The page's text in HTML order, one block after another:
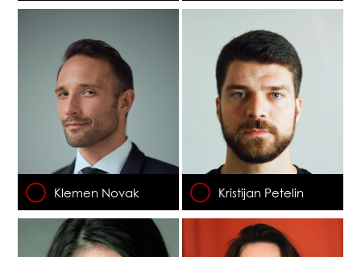
Klemen Novak Kristijan Petelin